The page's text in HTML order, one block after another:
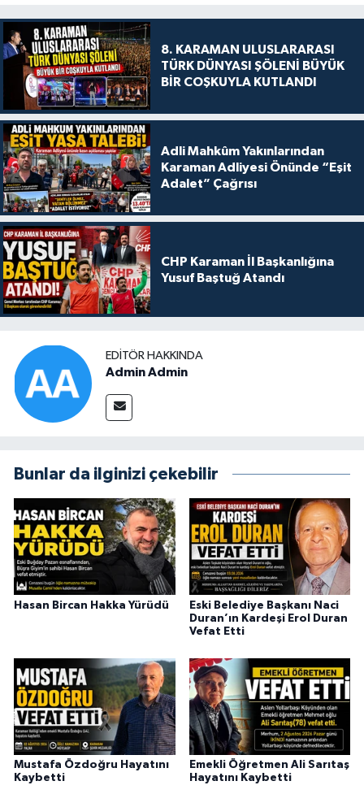
8. KARAMAN ULUSLARARASI
TÜRK DÜNYASI ŞÖLENİ BÜYÜK
BİR COŞKUYLA KUTLANDI
Adli Mahkûm Yakınlarından
Karaman Adliyesi Önünde “Eşit
Adalet” Çağrısı
CHP Karaman İl Başkanlığına
Yusuf Baştuğ Atandı
EDITÖR HAKKINDA
Admin Admin
Bunlar da ilginizi çekebilir
Hasan Bircan Hakka Yürüdü
Eski Belediye Başkanı Naci
Duran’ın Kardeşi Erol Duran
Vefat Etti
Mustafa Özdoğru Hayatını
Kaybetti
Emekli Öğretmen Ali Sarıtaş
Hayatını Kaybetti